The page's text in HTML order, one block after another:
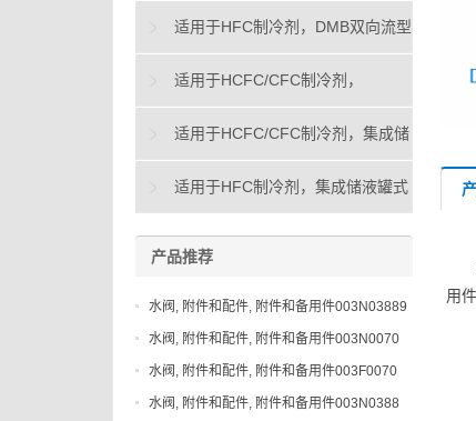
用
向流型干燥过滤器
适用于HFC制冷剂，DMB双向流型
干燥过滤器
适用于HCFC/CFC制冷剂，
DAS"烧毁"型干燥过滤器
适用于HCFC/CFC制冷剂，集成储
液罐式DCC干燥过滤器
适用于HFC制冷剂，集成储液罐式
DMC干燥过滤器
产品推荐
水阀, 附件和配件, 附件和备用件003N03889
水阀, 附件和配件, 附件和备用件003N0070
水阀, 附件和配件, 附件和备用件003F0070
水阀, 附件和配件, 附件和备用件003N0388